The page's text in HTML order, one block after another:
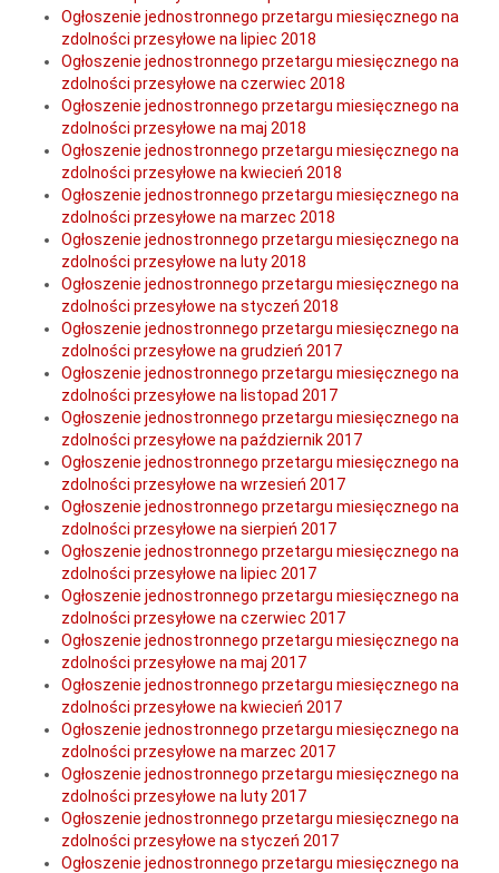
Ogłoszenie jednostronnego przetargu miesięcznego na
zdolności przesyłowe na lipiec 2018
Ogłoszenie jednostronnego przetargu miesięcznego na
zdolności przesyłowe na czerwiec 2018
Ogłoszenie jednostronnego przetargu miesięcznego na
zdolności przesyłowe na maj 2018
Ogłoszenie jednostronnego przetargu miesięcznego na
zdolności przesyłowe na kwiecień 2018
Ogłoszenie jednostronnego przetargu miesięcznego na
zdolności przesyłowe na marzec 2018
Ogłoszenie jednostronnego przetargu miesięcznego na
zdolności przesyłowe na luty 2018
Ogłoszenie jednostronnego przetargu miesięcznego na
zdolności przesyłowe na styczeń 2018
Ogłoszenie jednostronnego przetargu miesięcznego na
zdolności przesyłowe na grudzień 2017
Ogłoszenie jednostronnego przetargu miesięcznego na
zdolności przesyłowe na listopad 2017
Ogłoszenie jednostronnego przetargu miesięcznego na
zdolności przesyłowe na październik 2017
Ogłoszenie jednostronnego przetargu miesięcznego na
zdolności przesyłowe na wrzesień 2017
Ogłoszenie jednostronnego przetargu miesięcznego na
zdolności przesyłowe na sierpień 2017
Ogłoszenie jednostronnego przetargu miesięcznego na
zdolności przesyłowe na lipiec 2017
Ogłoszenie jednostronnego przetargu miesięcznego na
zdolności przesyłowe na czerwiec 2017
Ogłoszenie jednostronnego przetargu miesięcznego na
zdolności przesyłowe na maj 2017
Ogłoszenie jednostronnego przetargu miesięcznego na
zdolności przesyłowe na kwiecień 2017
Ogłoszenie jednostronnego przetargu miesięcznego na
zdolności przesyłowe na marzec 2017
Ogłoszenie jednostronnego przetargu miesięcznego na
zdolności przesyłowe na luty 2017
Ogłoszenie jednostronnego przetargu miesięcznego na
zdolności przesyłowe na styczeń 2017
Ogłoszenie jednostronnego przetargu miesięcznego na